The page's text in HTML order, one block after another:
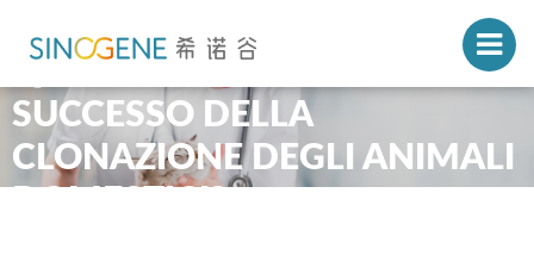
SUCCESSO DELLA
CLONAZIONE DEGLI ANIMALI